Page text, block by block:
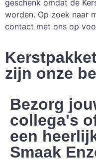
geschenk omdat de
worden. Op zoek naar
contact met ons op
zijn onze
Bezorg
collega's
een
Smaak